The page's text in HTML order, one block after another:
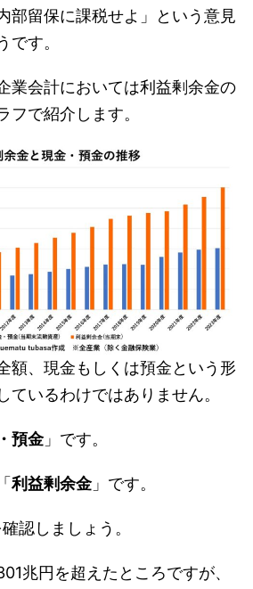
部留保に課税せよ」という意見
です。
業会計においては利益剰余金の
フで紹介します。
額、現金もしくは預金という形
ているわけではありません。
預金」です。
利益剰余金」です。
認しましょう。
兆円を超えたところですが、